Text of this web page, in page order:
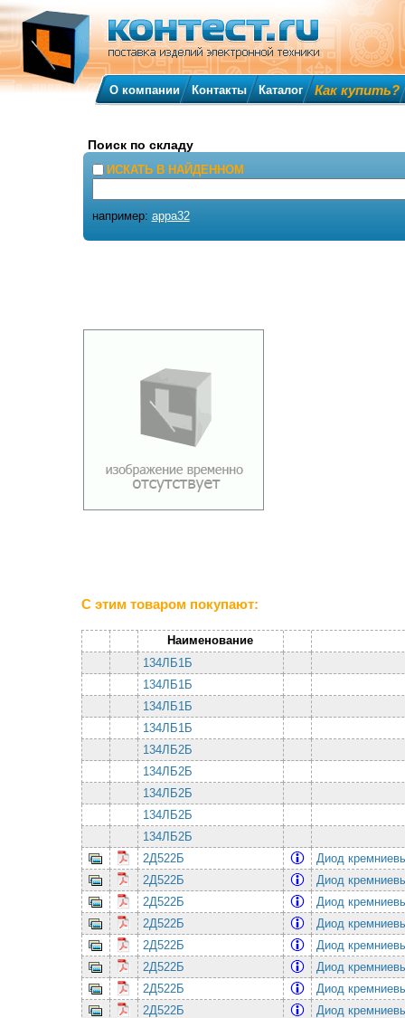
С этим товаром покупают:
Наименование
134ЛБ1Б
134ЛБ1Б
134ЛБ1Б
134ЛБ1Б
134ЛБ2Б
134ЛБ2Б
134ЛБ2Б
134ЛБ2Б
134ЛБ2Б
2Д522Б
Диод
2Д522Б
Диод
2Д522Б
Диод
2Д522Б
Диод
2Д522Б
Диод
2Д522Б
Диод
2Д522Б
Диод
2Д522Б
Диод
О компании Контакты Каталог Как купить?
Поиск по складу
ИСКАТЬ В НАЙДЕННОМ
например: appa32